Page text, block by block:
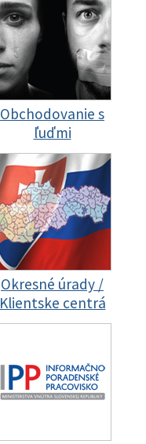
Obchodovanie s
ľuďmi
Okresné úrady /
Klientske centrá